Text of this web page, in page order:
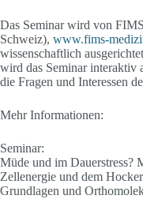
Das Seminar wird von
Schweiz), www.fims-
wissenschaftlich
wird das Seminar interaktiv
die Fragen und Interessen
Mehr Informationen:
Seminar:
Müde und im Dauerstress?
Zellenergie und dem
Grundlagen und